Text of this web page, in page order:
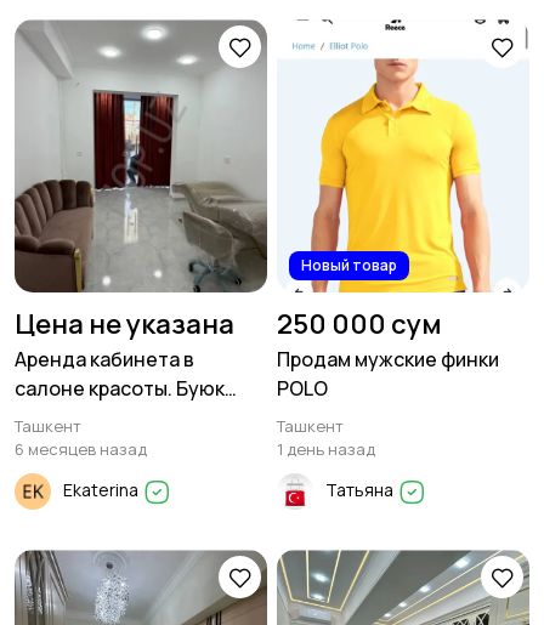
Цена не указана
Аренда кабинета в
салоне красоты. Буюк
Ипак Йули
Ташкент
6 месяцев назад
Ekaterina
Новый товар
250 000 сум
Продам мужские финки
POLO
Ташкент
1 день назад
Татьяна